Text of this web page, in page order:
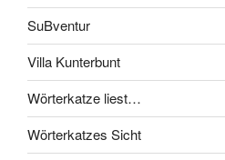
SuBventur
Villa Kunterbunt
Wörterkatze liest…
Wörterkatzes Sicht